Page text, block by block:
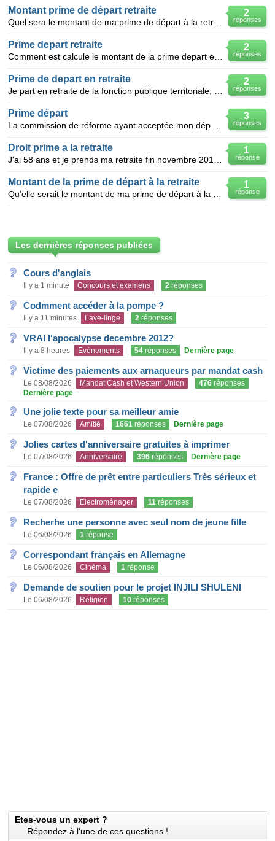
2
réponses
Montant prime de départ retraite
2
réponses
Prime depart retraite
2
réponses
Prime de depart en retraite
3
réponses
Prime départ
1
réponse
Droit prime a la retraite
1
réponse
Montant de la prime de départ à la retraite
Les dernières réponses publiées
Cours d'anglais
Il y a 1 minute Concours et examens 2 réponses
Codmment accéder à la pompe ?
Il y a 11 minutes Lave-linge 2 réponses
VRAI l'apocalypse decembre 2012?
Il y a 8 heures Evènements 54 réponses Dernière page
Victime des paiements aux arnaqueurs par mandat cash
Le 08/08/2026 Mandat Cash et Western Union 476 réponses
Dernière page
Une jolie texte pour sa meilleur amie
Le 07/08/2026 Amitié 1661 réponses Dernière page
Jolies cartes d'anniversaire gratuites à imprimer
Le 07/08/2026 Anniversaire 396 réponses Dernière page
France : Offre de prêt entre particuliers Très sérieux et
rapide e
Le 07/08/2026 Electroménager 11 réponses
Recherhe une personne avec seul nom de jeune fille
Le 06/08/2026 1 réponse
Correspondant français en Allemagne
Le 06/08/2026 Cinéma 1 réponse
Demande de soutien pour le projet INJILI SHULENI
Le 06/08/2026 Religion 10 réponses
Etes-vous un expert ?
Répondez à l'une de ces questions !